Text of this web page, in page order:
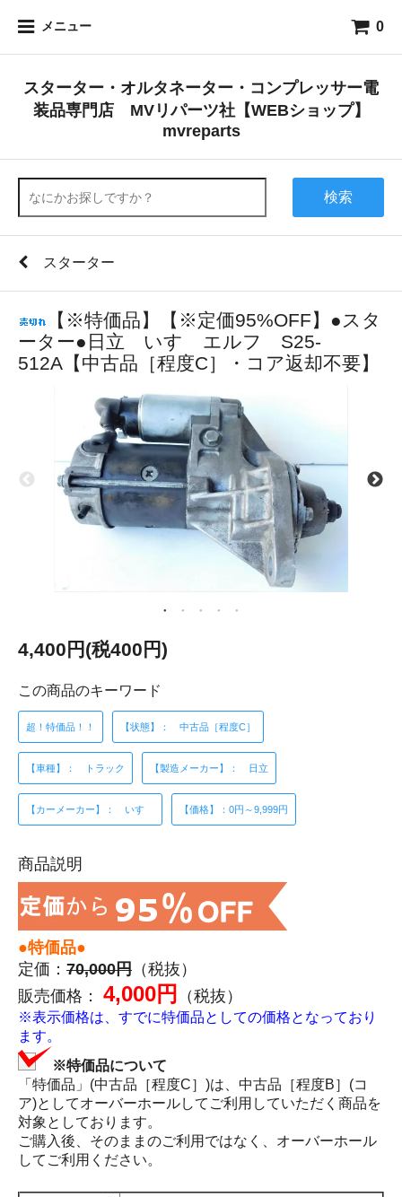
メニュー 0
スターター・オルタネーター・コンプレッサー電
装品専門店 MVリパーツ社【WEBショップ】
mvreparts
検索
スターター
【※特価品】【※定価95%OFF】●スタ
ーター●日立 いすゞエルフ S25-
512A【中古品［程度C］・コア返却不要】
4,400円(税400円)
この商品のキーワード
超！特価品！！ 【状態】： 中古品［程度C］
【車種】： トラック 【製造メーカー】： 日立
【カーメーカー】： いすゞ 【価格】：0円～9,999円
商品説明
●特価品●
定価： 70,000円 （税抜）
販売価格：
4,000円 （税抜）
※表示価格は、すでに特価品としての価格となっており
ます。
※特価品について
「特価品」(中古品［程度C］)は、中古品［程度B］(コ
ア)としてオーバーホールしてご利用していただく商品を
対象としております。
ご購入後、そのままのご利用ではなく、オーバーホール
してご利用ください。